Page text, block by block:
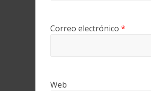
Correo electrónico *
Web